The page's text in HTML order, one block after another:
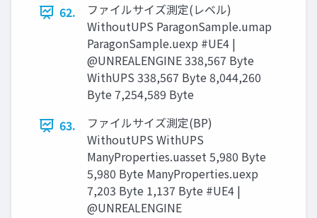
62.
ファイルサイズ測定(レベル)
WithoutUPS ParagonSample.umap
ParagonSample.uexp #UE4 |
@UNREALENGINE 338,567 Byte
WithUPS 338,567 Byte 8,044,260
Byte 7,254,589 Byte
63.
ファイルサイズ測定(BP)
WithoutUPS WithUPS
ManyProperties.uasset 5,980 Byte
5,980 Byte ManyProperties.uexp
7,203 Byte 1,137 Byte #UE4 |
@UNREALENGINE